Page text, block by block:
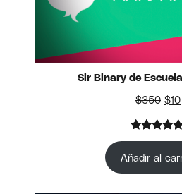
Sir Binary de
$350 El
$10
Valorado
con 5.00
de 5 en
1
Añadir al